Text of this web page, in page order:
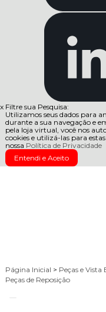
x Filtre sua Pesquisa:
Utilizamos seus dados para
durante a sua navegação e
pela loja virtual, você nos
cookies e utilizá-las para
nossa Política de Privacidade
Entendi e Aceito
Página Inicial > Peças e Vista
Peças de Reposição